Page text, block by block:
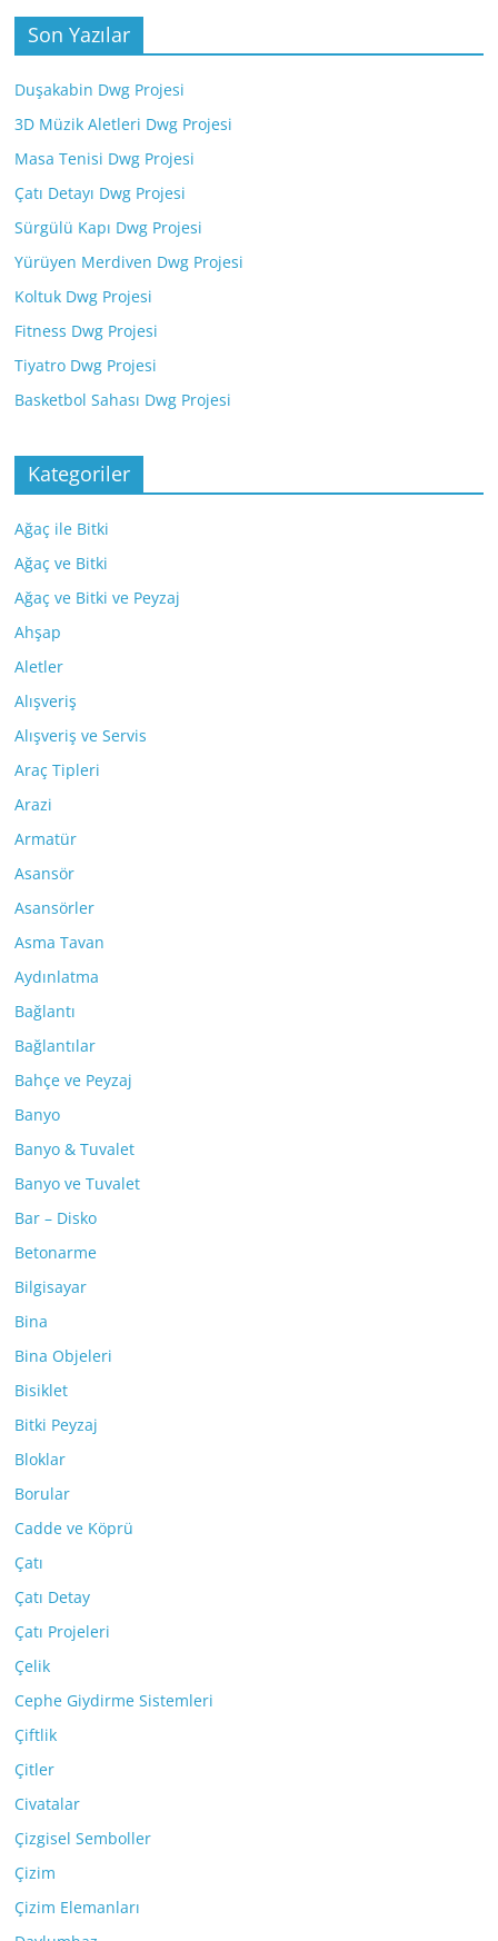
Son Yazılar
Duşakabin Dwg Projesi
3D Müzik Aletleri Dwg Projesi
Masa Tenisi Dwg Projesi
Çatı Detayı Dwg Projesi
Sürgülü Kapı Dwg Projesi
Yürüyen Merdiven Dwg Projesi
Koltuk Dwg Projesi
Fitness Dwg Projesi
Tiyatro Dwg Projesi
Basketbol Sahası Dwg Projesi
Kategoriler
Ağaç ile Bitki
Ağaç ve Bitki
Ağaç ve Bitki ve Peyzaj
Ahşap
Aletler
Alışveriş
Alışveriş ve Servis
Araç Tipleri
Arazi
Armatür
Asansör
Asansörler
Asma Tavan
Aydınlatma
Bağlantı
Bağlantılar
Bahçe ve Peyzaj
Banyo
Banyo & Tuvalet
Banyo ve Tuvalet
Bar – Disko
Betonarme
Bilgisayar
Bina
Bina Objeleri
Bisiklet
Bitki Peyzaj
Bloklar
Borular
Cadde ve Köprü
Çatı
Çatı Detay
Çatı Projeleri
Çelik
Cephe Giydirme Sistemleri
Çiftlik
Çitler
Civatalar
Çizgisel Semboller
Çizim
Çizim Elemanları